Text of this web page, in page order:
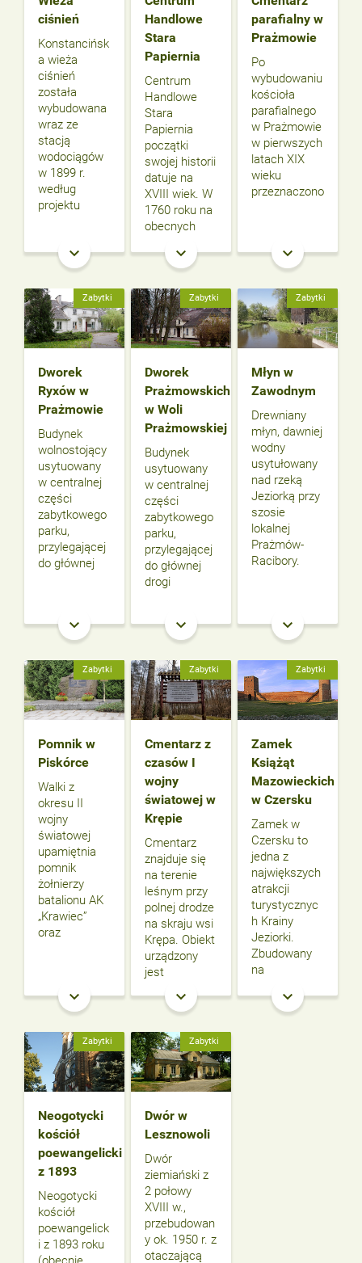
ciśnień
Konstancińsk
a wieża
ciśnień
została
wybudowana
wraz ze
stacją
wodociągów
w 1899 r.
według
projektu
keyboard_arrow_down
Handlowe
Stara
Papiernia
Centrum
Handlowe
Stara
Papiernia
początki
swojej historii
datuje na
XVIII wiek. W
1760 roku na
obecnych
keyboard_arrow_down
parafialny w
Prażmowie
Po
wybudowaniu
kościoła
parafialnego
w Prażmowie
w pierwszych
latach XIX
wieku
przeznaczono
keyboard_arrow_down
Zabytki
Dworek
Ryxów w
Prażmowie
Budynek
wolnostojący
usytuowany
w centralnej
części
zabytkowego
parku,
przylegającej
do głównej
keyboard_arrow_down
Zabytki
Dworek
Prażmowskich
w Woli
Prażmowskiej
Budynek
usytuowany
w centralnej
części
zabytkowego
parku,
przylegającej
do głównej
drogi
keyboard_arrow_down
Zabytki
Młyn w
Zawodnym
Drewniany
młyn, dawniej
wodny
usytułowany
nad rzeką
Jeziorką przy
szosie
lokalnej
Prażmów-
Racibory.
keyboard_arrow_down
Zabytki
Pomnik w
Piskórce
Walki z
okresu II
wojny
światowej
upamiętnia
pomnik
żołnierzy
batalionu AK
„Krawiec”
oraz
keyboard_arrow_down
Zabytki
Cmentarz z
czasów I
wojny
światowej w
Krępie
Cmentarz
znajduje się
na terenie
leśnym przy
polnej drodze
na skraju wsi
Krępa. Obiekt
urządzony
jest
keyboard_arrow_down
Zabytki
Zamek
Książąt
Mazowieckich
w Czersku
Zamek w
Czersku to
jedna z
największych
atrakcji
turystycznyc
h Krainy
Jeziorki.
Zbudowany
na
keyboard_arrow_down
Zabytki
Neogotycki
kościół
poewangelicki
z 1893
Neogotycki
kościół
poewangelick
i z 1893 roku
Zabytki
Dwór w
Lesznowoli
Dwór
ziemiański z
2 połowy
XVIII w.,
przebudowan
y ok. 1950 r. z
otaczającą